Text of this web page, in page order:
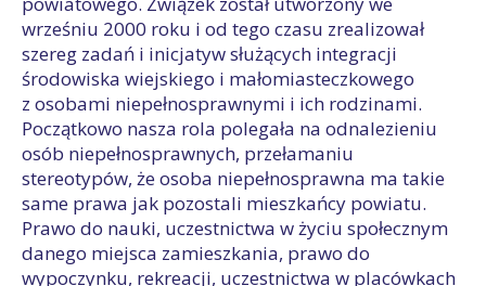
wrześniu 2000 roku i od tego czasu zrealizował
szereg zadań i inicjatyw służących integracji
środowiska wiejskiego i małomiasteczkowego
z osobami niepełnosprawnymi i ich rodzinami.
Początkowo nasza rola polegała na odnalezieniu
osób niepełnosprawnych, przełamaniu
stereotypów, że osoba niepełnosprawna ma takie
same prawa jak pozostali mieszkańcy powiatu.
Prawo do nauki, uczestnictwa w życiu społecznym
danego miejsca zamieszkania, prawo do
wypoczynku, rekreacji, uczestnictwa w placówkach